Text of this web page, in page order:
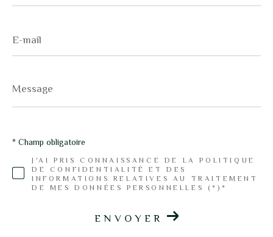
mail
*
J'AI PRIS CONNAISSANCE DE LA POLITIQUE
DE CONFIDENTIALITÉ ET DES
INFORMATIONS RELATIVES AU TRAITEMENT
DE MES DONNÉES PERSONNELLES (*)*
* Champ obligatoire
ENVOYER
AFFINER LES CRITÈRES
Parking Terrasse Piscine
RECHERCHER